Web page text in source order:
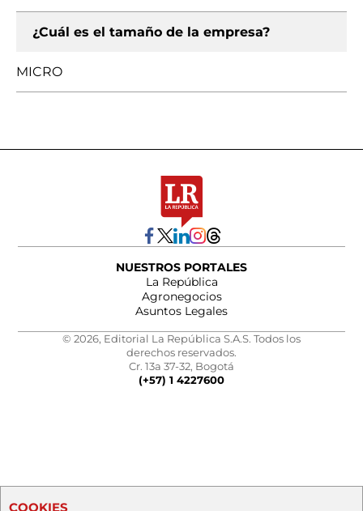
¿Cuál es el tamaño de la empresa?
MICRO
NUESTROS PORTALES
La República
Agronegocios
Asuntos Legales
© 2026, Editorial La República S.A.S. Todos los
derechos reservados.
Cr. 13a 37-32, Bogotá
(+57) 1 4227600
COOKIES